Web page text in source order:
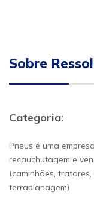
Sobre
Categoria:
Pneus é uma
recauchutagem e
(caminhões,
terraplanagem)